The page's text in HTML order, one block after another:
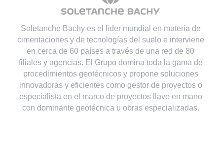
Soletanche Bachy es el líder mundial en materia de
cimentaciones y de tecnologías del suelo e interviene
en cerca de 60 países a través de una red de 80
filiales y agencias. El Grupo domina toda la gama de
procedimientos geotécnicos y propone soluciones
innovadoras y eficientes como gestor de proyectos o
especialista en el marco de proyectos llave en mano
con dominante geotécnica u obras especializadas.